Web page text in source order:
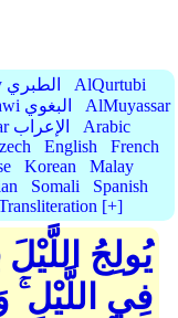
AtTabariy الطبري
AlQurtubi
AlBaghawi البغوي
AlMuyassar
Grammar الإعراب
Arabic
English
French
Korean
Malay
Somali
Spanish
[+]
يُولِجُ اللَّيْلَ
فِي اللَّيْلِ